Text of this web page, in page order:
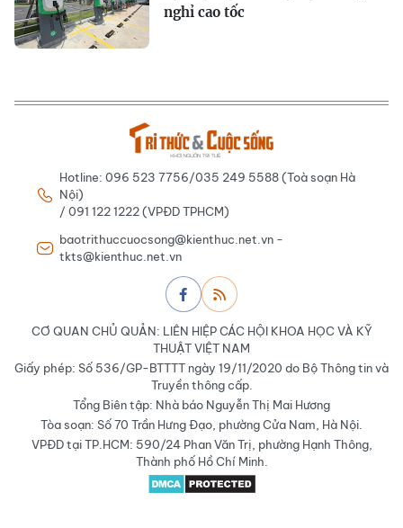
nghỉ cao tốc
Hotline: 096 523 7756/035 249 5588 (Toà soạn Hà
Nội)
/ 091 122 1222 (VPĐD TPHCM)
baotrithuccuocsong@kienthuc.net.vn -
tkts@kienthuc.net.vn
CƠ QUAN CHỦ QUẢN: LIÊN HIỆP CÁC HỘI KHOA HỌC VÀ KỸ
THUẬT VIỆT NAM
Giấy phép: Số 536/GP-BTTTT ngày 19/11/2020 do Bộ Thông tin và
Truyền thông cấp.
Tổng Biên tập: Nhà báo Nguyễn Thị Mai Hương
Tòa soạn: Số 70 Trần Hưng Đạo, phường Cửa Nam, Hà Nội.
VPĐD tại TP.HCM: 590/24 Phan Văn Trị, phường Hạnh Thông,
Thành phố Hồ Chí Minh.